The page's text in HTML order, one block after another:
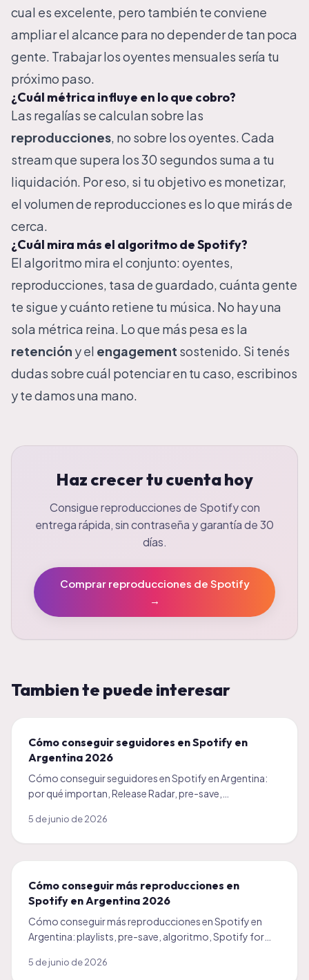
cual es excelente, pero también te conviene
ampliar el alcance para no depender de tan poca
gente. Trabajar los oyentes mensuales sería tu
próximo paso.
¿Cuál métrica influye en lo que cobro?
Las regalías se calculan sobre las
reproducciones, no sobre los oyentes. Cada
stream que supera los 30 segundos suma a tu
liquidación. Por eso, si tu objetivo es monetizar,
el volumen de reproducciones es lo que mirás de
cerca.
¿Cuál mira más el algoritmo de Spotify?
El algoritmo mira el conjunto: oyentes,
reproducciones, tasa de guardado, cuánta gente
te sigue y cuánto retiene tu música. No hay una
sola métrica reina. Lo que más pesa es la
retención y el engagement sostenido. Si tenés
dudas sobre cuál potenciar en tu caso, escribinos
y te damos una mano.
Haz crecer tu cuenta hoy
Consigue reproducciones de Spotify con
entrega rápida, sin contraseña y garantía de 30
días.
Comprar reproducciones de Spotify
→
Tambien te puede interesar
Cómo conseguir seguidores en Spotify en
Argentina 2026
Cómo conseguir seguidores en Spotify en Argentina:
por qué importan, Release Radar, pre-save,
artistas.
5 de junio de 2026
Cómo conseguir más reproducciones en
Spotify en Argentina 2026
Cómo conseguir más reproducciones en Spotify en
Argentina: playlists, pre-save, algoritmo, Spotify for
5 de junio de 2026